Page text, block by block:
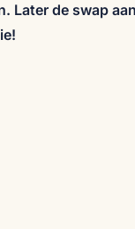
Later de swap